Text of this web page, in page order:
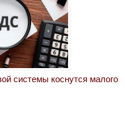
системы коснутся малого